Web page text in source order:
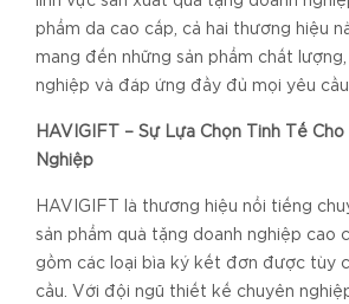
phẩm da cao cấp, cả hai thương hiệu
mang đến những sản phẩm chất
nghiệp và đáp ứng đầy đủ mọi yêu cầu
HAVIGIFT – Sự Lựa Chọn Tinh Tế
Nghiệp
HAVIGIFT là thương hiệu nổi tiếng
sản phẩm quà tặng doanh nghiệp cao
gồm các loại bìa ký kết đơn được tùy
cầu. Với đội ngũ thiết kế chuyên